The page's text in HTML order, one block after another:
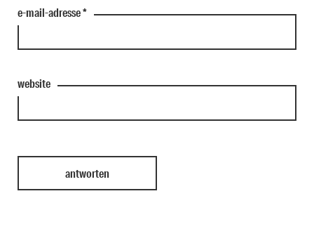
e-mail-adresse*
website